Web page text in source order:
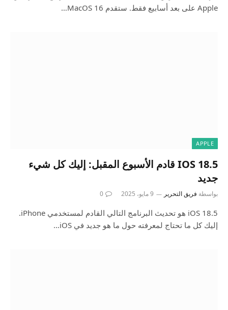
Apple على بعد أسابيع فقط. ستقدم MacOS 16…
APPLE
IOS 18.5 قادم الأسبوع المقبل: إليك كل شيء
جديد
بواسطة فريق التحرير 9 مايو، 2025 0
iOS 18.5 هو تحديث البرنامج التالي القادم لمستخدمي iPhone.
إليك كل ما تحتاج لمعرفته حول ما هو جديد في iOS…